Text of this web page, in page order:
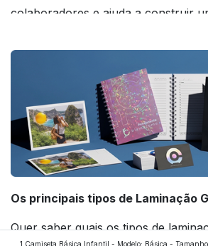
colaboradores e ajuda a construir
Os principais tipos de Laminação
Quer saber quais os tipos de
1 Camiseta Básica Infantil - Modelo: Básica -